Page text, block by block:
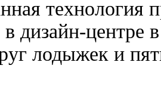
технология
в дизайн-
лодыжек и